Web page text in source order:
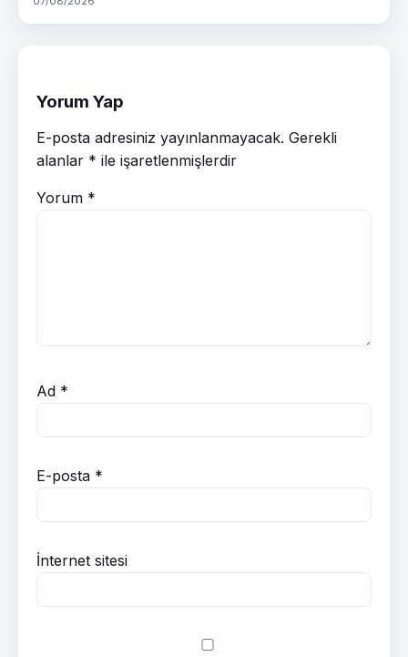
Yorum Yap
E-posta adresiniz yayınlanmayacak. Gerekli
alanlar * ile işaretlenmişlerdir
Yorum *
Ad *
E-posta *
İnternet sitesi